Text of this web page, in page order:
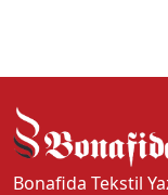
Bonafida Tekstil